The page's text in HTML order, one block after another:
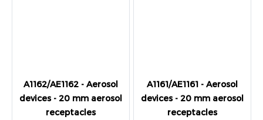
A1162/AE1162 - Aerosol
devices - 20 mm aerosol
receptacles
A1161/AE1161 - Aerosol
devices - 20 mm aerosol
receptacles